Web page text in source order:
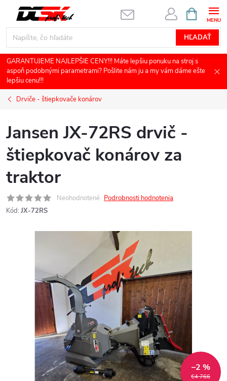
obsah
HĽADAŤ
KOŠÍK
GARANTUJEME NAJLEPŠIE CENY!!! Máte lepšiu ponuku na stroj s
aspoň podobnými parametrami? Pošlite nám ju a my vám dáme ešte
lepšiu cenu!!!
Drviče - štiepkovače konárov
Jansen JX-72RS drvič -
štiepkovač konárov za
traktor
Neohodnotené Podrobnosti hodnotenia
Kód: JX-72RS
€4 766
–2 %